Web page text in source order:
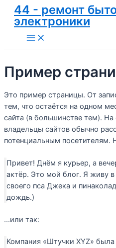
Перейти
44 - ремонт
электроники
Main
Menu
Пример
Это пример страницы. От
тем, что остаётся на одном
сайта (в большинстве тем). На
владельцы сайтов обычно
потенциальным посетителям.
Привет! Днём я курьер, а
актёр. Это мой блог. Я живу
своего пса Джека и
дождь.)
…или так:
Компания «Штучки XYZ» была